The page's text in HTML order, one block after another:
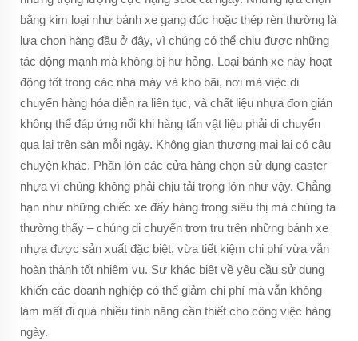
bằng kim loại như bánh xe gang đúc hoặc thép rèn thường là
lựa chọn hàng đầu ở đây, vì chúng có thể chịu được những
tác động mạnh mà không bị hư hỏng. Loại bánh xe này hoạt
động tốt trong các nhà máy và kho bãi, nơi mà việc di
chuyển hàng hóa diễn ra liên tục, và chất liệu nhựa đơn giản
không thể đáp ứng nổi khi hàng tấn vật liệu phải di chuyển
qua lại trên sàn mỗi ngày. Không gian thương mại lại có câu
chuyện khác. Phần lớn các cửa hàng chọn sử dụng caster
nhựa vì chúng không phải chịu tải trọng lớn như vậy. Chẳng
hạn như những chiếc xe đẩy hàng trong siêu thị mà chúng ta
thường thấy – chúng di chuyển trơn tru trên những bánh xe
nhựa được sản xuất đặc biệt, vừa tiết kiệm chi phí vừa vẫn
hoàn thành tốt nhiệm vụ. Sự khác biệt về yêu cầu sử dụng
khiến các doanh nghiệp có thể giảm chi phí mà vẫn không
làm mất đi quá nhiều tính năng cần thiết cho công việc hàng
ngày.